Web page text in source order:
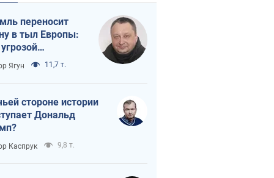
переносит
в тыл Европы:
Ягун 11,7 т.
стороне истории
Дональд
Каспрук 9,8 т.